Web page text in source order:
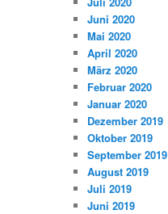
Juni 2020
Mai 2020
April 2020
März 2020
Februar 2020
Januar 2020
Dezember 2019
Oktober 2019
September 2019
August 2019
Juli 2019
Juni 2019